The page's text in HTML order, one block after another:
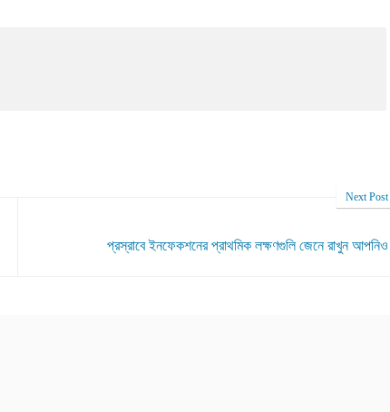
Next Post
প্রস্রাবে ইনফেকশনের প্রাথমিক লক্ষণগুলি জেনে রাখুন আপনিও